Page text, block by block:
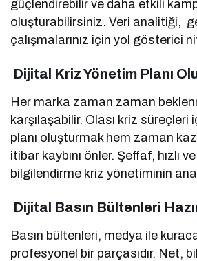
güçlendirebilir ve daha etkili
oluşturabilirsiniz. Veri analitiği,
çalışmalarınız için yol gösterici
Dijital Kriz Yönetim Planı
Her marka zaman zaman
karşılaşabilir. Olası kriz süreçleri
planı oluşturmak hem zaman
itibar kaybını önler. Şeffaf, hızlı
bilgilendirme kriz yönetiminin ana
Dijital Basın Bültenleri
Basın bültenleri, medya ile
profesyonel bir parçasıdır. Net,